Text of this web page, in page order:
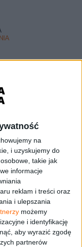
na
i uzyskujemy do
takie jak
informacje
reklam i treści oraz
i ulepszania
możemy
i identyfikację
aby wyrazić zgodę
partnerów